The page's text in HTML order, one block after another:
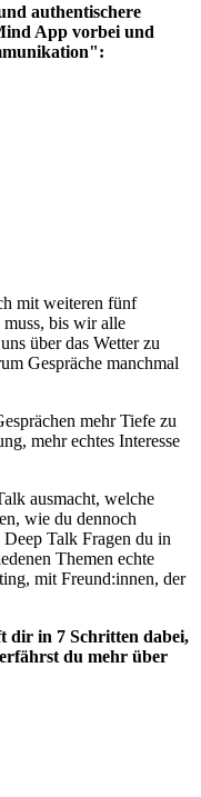
authentischere
App vorbei und
mit weiteren fünf
bis wir alle
über das Wetter zu
Gespräche manchmal
mehr Tiefe zu
mehr echtes Interesse
ausmacht, welche
wie du dennoch
Talk Fragen du in
Themen echte
mit Freund:innen, der
dir in 7 Schritten dabei,
du mehr über